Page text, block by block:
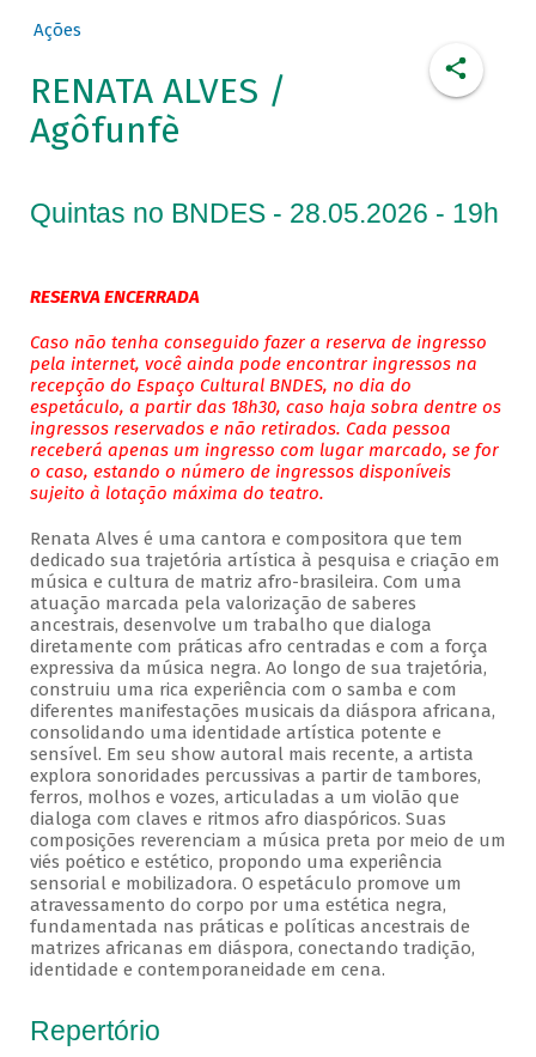
Ações
RENATA ALVES /
Agôfunfè
Quintas no BNDES - 28.05.2026 - 19h
RESERVA ENCERRADA
Caso não tenha conseguido fazer a reserva de ingresso
pela internet, você ainda pode encontrar ingressos na
recepção do Espaço Cultural BNDES, no dia do
espetáculo, a partir das 18h30, caso haja sobra dentre os
ingressos reservados e não retirados. Cada pessoa
receberá apenas um ingresso com lugar marcado, se for
o caso, estando o número de ingressos disponíveis
sujeito à lotação máxima do teatro.
Renata Alves é uma cantora e compositora que tem
dedicado sua trajetória artística à pesquisa e criação em
música e cultura de matriz afro-brasileira. Com uma
atuação marcada pela valorização de saberes
ancestrais, desenvolve um trabalho que dialoga
diretamente com práticas afro centradas e com a força
expressiva da música negra. Ao longo de sua trajetória,
construiu uma rica experiência com o samba e com
diferentes manifestações musicais da diáspora africana,
consolidando uma identidade artística potente e
sensível. Em seu show autoral mais recente, a artista
explora sonoridades percussivas a partir de tambores,
ferros, molhos e vozes, articuladas a um violão que
dialoga com claves e ritmos afro diaspóricos. Suas
composições reverenciam a música preta por meio de um
viés poético e estético, propondo uma experiência
sensorial e mobilizadora. O espetáculo promove um
atravessamento do corpo por uma estética negra,
fundamentada nas práticas e políticas ancestrais de
matrizes africanas em diáspora, conectando tradição,
identidade e contemporaneidade em cena.
Repertório